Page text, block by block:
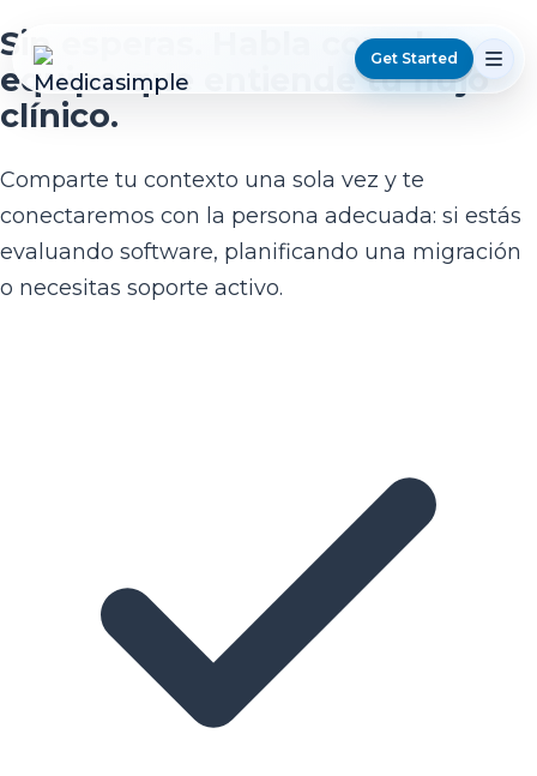
Get Started
Sin esperas. Habla con el
equipo que entiende tu flujo
clínico.
Comparte tu contexto una sola vez y te
conectaremos con la persona adecuada: si estás
evaluando software, planificando una migración
o necesitas soporte activo.